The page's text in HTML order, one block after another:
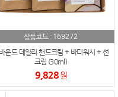
상품코드 : 169272
운드 데일리 핸드크림 + 바디워시 + 선
크림 (30ml)
9,828원